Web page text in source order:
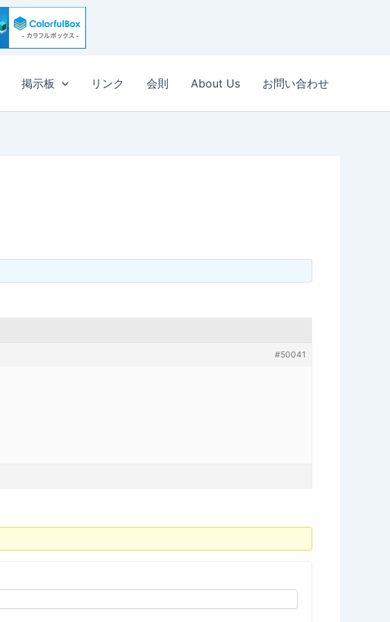
掲示板 リンク 会則 About Us お問い合わせ
#50041